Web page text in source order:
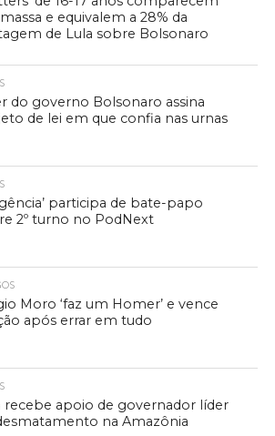
e equivalem a 28% da
de Lula sobre Bolsonaro
do governo Bolsonaro assina
de lei em que confia nas urnas
participa de bate-papo
2º turno no PodNext
Moro ‘faz um Homer’ e vence
após errar em tudo
recebe apoio de governador líder
na Amazônia